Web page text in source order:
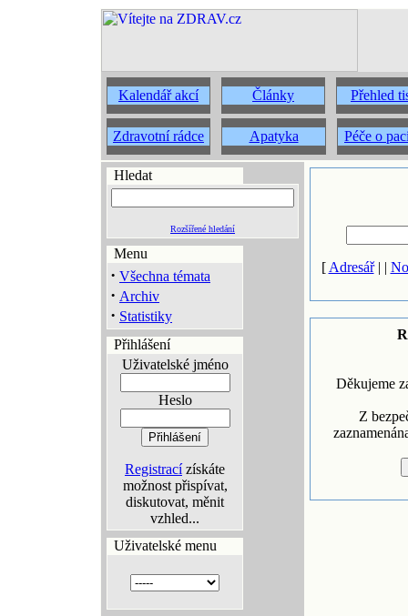
Kalendář akcí Články Přehled
Zdravotní rádce Apatyka Péče o
Hledat
Rozšířené hledání
Menu
· Všechna témata
· Archiv
· Statistiky
Přihlášení
Uživatelské jméno
Heslo
Registracízískáte
možnost přispívat,
diskutovat, měnit
vzhled...
Uživatelské menu
[ Adresář| |
Děkujeme
Z